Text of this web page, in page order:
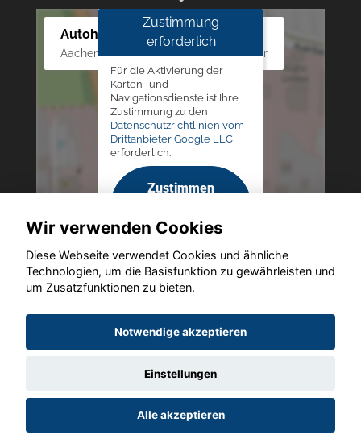
Autohaus Westphal
Aachener Str. 84 - 88, 52249 Eschweiler
Zustimmung
erforderlich
Für die Aktivierung der
Karten- und
Navigationsdienste ist Ihre
Zustimmung zu den
Datenschutzrichtlinien vom
Drittanbieter Google LLC
erforderlich.
Zustimmen
aktivieren
Copyright © 2026. Autohaus Westphal
Datenschutz Impressum AGB
Wir verwenden Cookies
Diese Webseite verwendet Cookies und ähnliche
Technologien, um die Basisfunktion zu gewährleisten und
um Zusatzfunktionen zu bieten.
Notwendige akzeptieren
Einstellungen
Alle akzeptieren